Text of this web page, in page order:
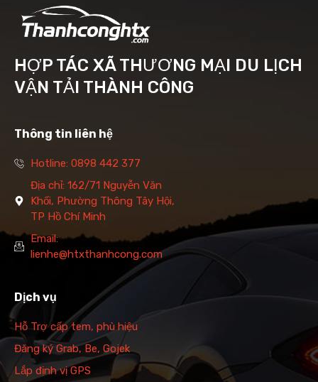
HỢP TÁC XÃ THƯƠNG MẠI DU LỊCH
VẬN TẢI THÀNH CÔNG
Thông tin liên hệ
Hotline: 0898 442 377
Địa chỉ: 162/71 Nguyễn Văn
Khối, Phường Thông Tây Hội,
TP Hồ Chí Minh
Email:
lienhe@htxthanhcong.com
Dịch vụ
Hỗ Trợ cấp tem, phù hiệu
Đăng ký Grab, Be, Gojek
Lắp định vị GPS